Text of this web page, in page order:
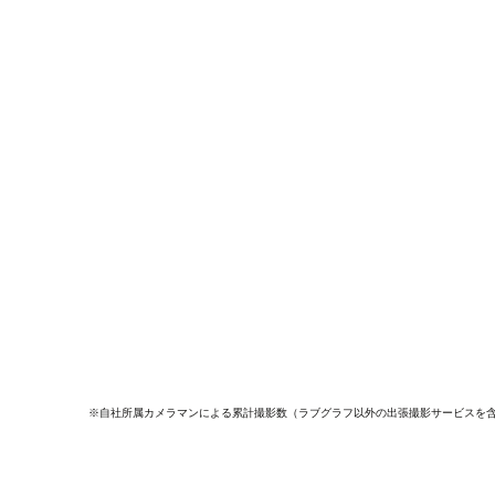
※自社所属カメラマンによる累計撮影数（ラブグラフ以外の出張撮影サービスを